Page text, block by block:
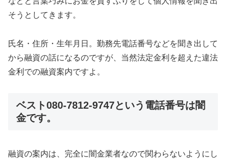
そうとしてきます。
氏名・住所・生年月日。勤務先電話番号などを聞き出して
から融資の話になるのですが、当然法定金利を超えた違法
金利での融資案内ですよ。
ベスト080-7812-9747という電話番号は闇
金です。
融資の案内は、完全に闇金業者なので関わらないようにし